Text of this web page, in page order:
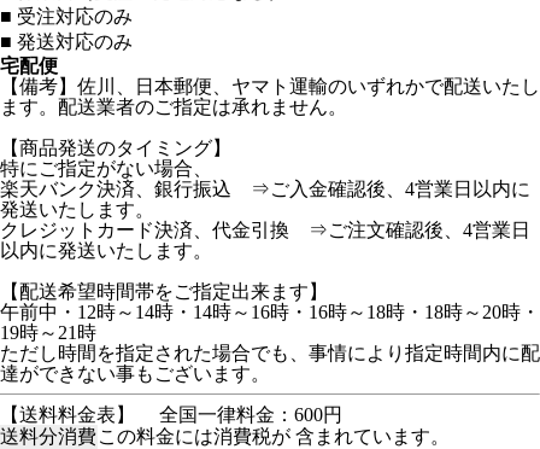
■ 受注対応のみ
■ 発送対応のみ
宅配便
【備考】佐川、日本郵便、ヤマト運輸のいずれかで配送いたし
ます。配送業者のご指定は承れません。
【商品発送のタイミング】
特にご指定がない場合、
楽天バンク決済、銀行振込 ⇒ご入金確認後、4営業日以内に
発送いたします。
クレジットカード決済、代金引換 ⇒ご注文確認後、4営業日
以内に発送いたします。
【配送希望時間帯をご指定出来ます】
午前中・12時～14時・14時～16時・16時～18時・18時～20時・
19時～21時
ただし時間を指定された場合でも、事情により指定時間内に配
達ができない事もございます。
【送料料金表】
全国一律料金：600円
送料分消費この料金には消費税が 含まれています。